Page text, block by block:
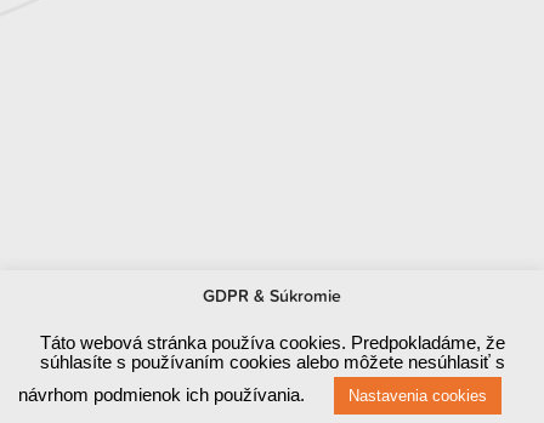
GDPR & Súkromie
Táto webová stránka používa cookies. Predpokladáme, že
súhlasíte s používaním cookies alebo môžete nesúhlasiť s
návrhom podmienok ich používania.
Nastavenia cookies